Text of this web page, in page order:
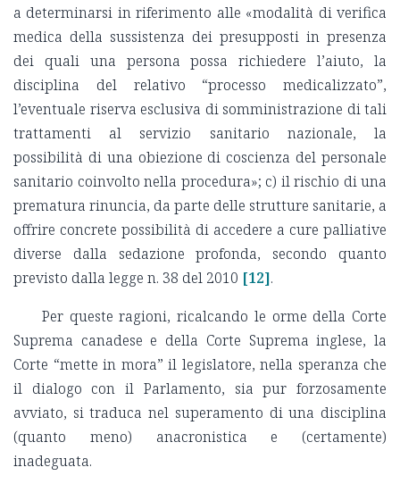
a determinarsi in riferimento alle «modalità di verifica
medica della sussistenza dei presupposti in presenza
dei quali una persona possa richiedere l’aiuto, la
disciplina del relativo “processo medicalizzato”,
l’eventuale riserva esclusiva di somministrazione di tali
trattamenti al servizio sanitario nazionale, la
possibilità di una obiezione di coscienza del personale
sanitario coinvolto nella procedura»; c) il rischio di una
prematura rinuncia, da parte delle strutture sanitarie, a
offrire concrete possibilità di accedere a cure palliative
diverse dalla sedazione profonda, secondo quanto
previsto dalla legge n. 38 del 2010 [12].
Per queste ragioni, ricalcando le orme della Corte
Suprema canadese e della Corte Suprema inglese, la
Corte “mette in mora” il legislatore, nella speranza che
il dialogo con il Parlamento, sia pur forzosamente
avviato, si traduca nel superamento di una disciplina
(quanto meno) anacronistica e (certamente)
inadeguata.